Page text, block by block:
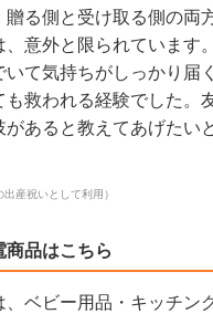
贈る側と受け取る側の両
、意外と限られています
て気持ちがしっかり届
救われる経験でした。
あると教えてあげたい
産祝いとして利用）
商品はこちら
、ベビー用品・キッチン